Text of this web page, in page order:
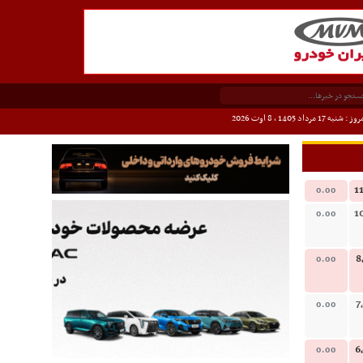
: شنبه 17 مرداد 1405 ، 8 اوت 2026
0.00
0.00
0.00
0.00
0.00